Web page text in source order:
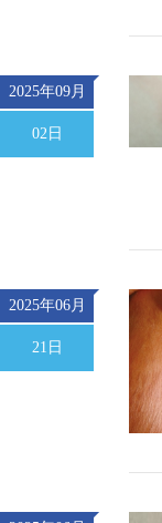
2025年09月
02日
2025年06月
21日